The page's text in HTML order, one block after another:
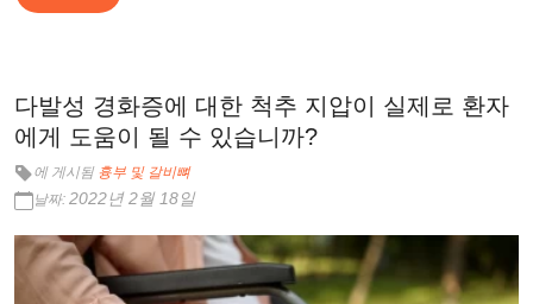
다발성 경화증에 대한 척추 지압이 실제로 환자
에게 도움이 될 수 있습니까?
에 게시됨 흉부 및 갈비뼈
날짜: 2022년 2월 18일